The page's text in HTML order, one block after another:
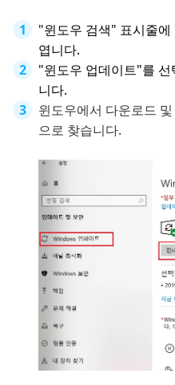
"윈도우 검색" 표시줄
엽니다.
"윈도우 업데이트"를
니다.
윈도우에서 다운로드
으로 찾습니다.